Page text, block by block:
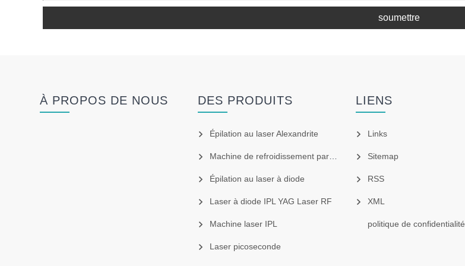
soumettre
À PROPOS DE NOUS DES PRODUITS
Épilation au laser Alexandrite
Machine de refroidissement par air
Épilation au laser à diode
Laser à diode IPL YAG Laser RF
Machine laser IPL
Laser picoseconde
LIENS
Links
Sitemap
RSS
XML
politique de confidentialité